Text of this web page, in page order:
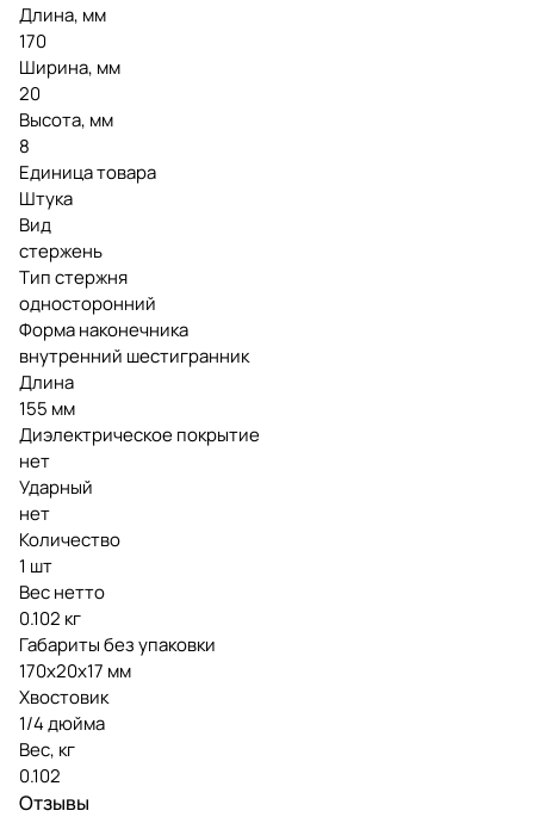
Длина, мм
170
Ширина, мм
20
Высота, мм
8
Единица товара
Штука
Вид
стержень
Тип стержня
односторонний
Форма наконечника
внутренний шестигранник
Длина
155 мм
Диэлектрическое покрытие
нет
Ударный
нет
Количество
1 шт
Вес нетто
0.102 кг
Габариты без упаковки
170x20x17 мм
Хвостовик
1/4 дюйма
Вес, кг
0.102
Отзывы